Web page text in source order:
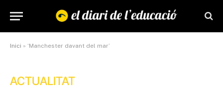
Inici » ‘Manchester davant del mar’
ACTUALITAT